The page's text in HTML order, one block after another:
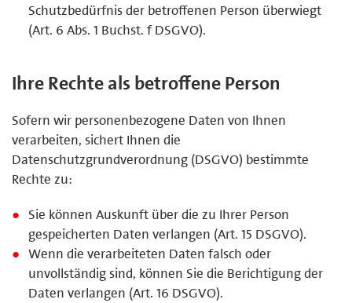
Schutzbedürfnis der betroffenen Person überwiegt
(Art. 6 Abs. 1 Buchst. f DSGVO).
Ihre Rechte als betroffene Person
Sofern wir personenbezogene Daten von Ihnen
verarbeiten, sichert Ihnen die
Datenschutzgrundverordnung (DSGVO) bestimmte
Rechte zu:
Sie können Auskunft über die zu Ihrer Person
gespeicherten Daten verlangen (Art. 15 DSGVO).
Wenn die verarbeiteten Daten falsch oder
unvollständig sind, können Sie die Berichtigung der
Daten verlangen (Art. 16 DSGVO).